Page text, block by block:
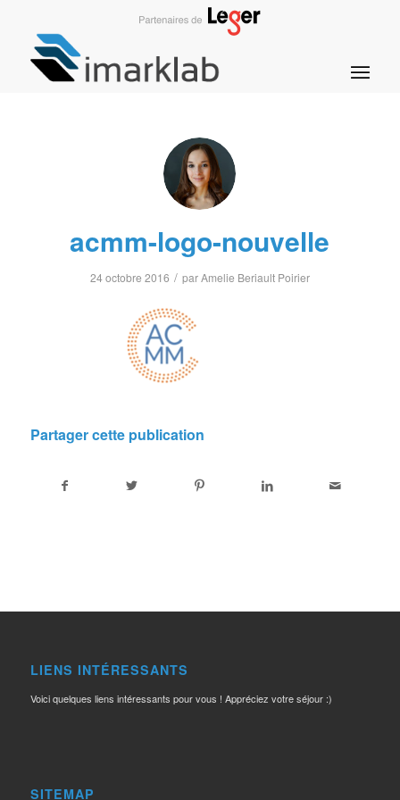
acmm-logo-nouvelle
24 octobre 2016 / parAmelie Beriault Poirier
Partager cette publication
LIENS INTÉRESSANTS
Voici quelques liens intéressants pour vous ! Appréciez votre séjour :)
SITEMAP